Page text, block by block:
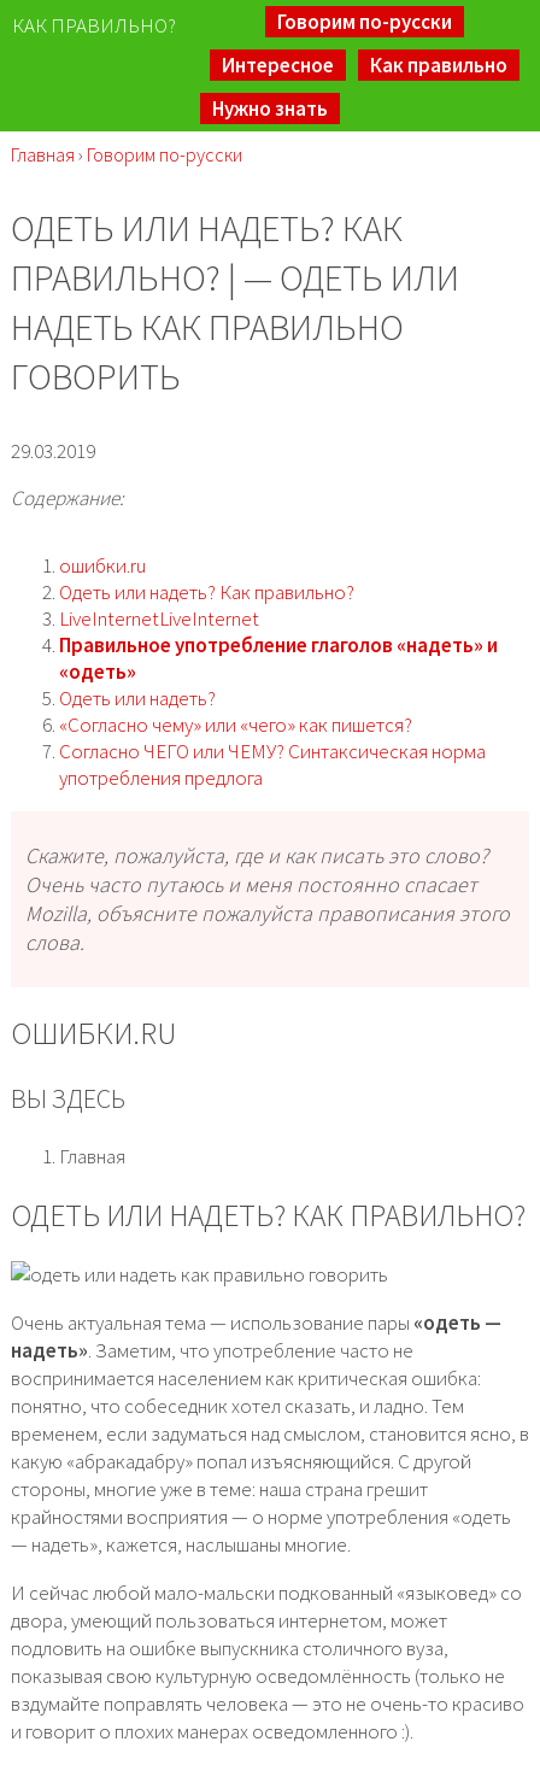
КАК ПРАВИЛЬНО?
Говорим по-русски
Интересное
Как правильно
Нужно знать
Главная › Говорим по-русски
ОДЕТЬ ИЛИ НАДЕТЬ? КАК
ПРАВИЛЬНО? | — ОДЕТЬ ИЛИ
НАДЕТЬ КАК ПРАВИЛЬНО
ГОВОРИТЬ
29.03.2019
Содержание:
ошибки.ru
Одеть или надеть? Как правильно?
LiveInternetLiveInternet
Правильное употребление глаголов «надеть» и
«одеть»
Одеть или надеть?
«Согласно чему» или «чего» как пишется?
Согласно ЧЕГО или ЧЕМУ? Синтаксическая норма
употребления предлога
Скажите, пожалуйста, где и как писать это слово?
Очень часто путаюсь и меня постоянно спасает
Mozilla, объясните пожалуйста правописания этого
слова.
ОШИБКИ.RU
ВЫ ЗДЕСЬ
Главная
ОДЕТЬ ИЛИ НАДЕТЬ? КАК ПРАВИЛЬНО?
Очень актуальная тема — использование пары «одеть —
надеть». Заметим, что употребление часто не
воспринимается населением как критическая ошибка:
понятно, что собеседник хотел сказать, и ладно. Тем
временем, если задуматься над смыслом, становится ясно, в
какую «абракадабру» попал изъясняющийся. С другой
стороны, многие уже в теме: наша страна грешит
крайностями восприятия — о норме употребления «одеть
— надеть», кажется, наслышаны многие.
И сейчас любой мало-мальски подкованный «языковед» со
двора, умеющий пользоваться интернетом, может
подловить на ошибке выпускника столичного вуза,
показывая свою культурную осведомлённость (только не
вздумайте поправлять человека — это не очень-то красиво
и говорит о плохих манерах осведомленного :).